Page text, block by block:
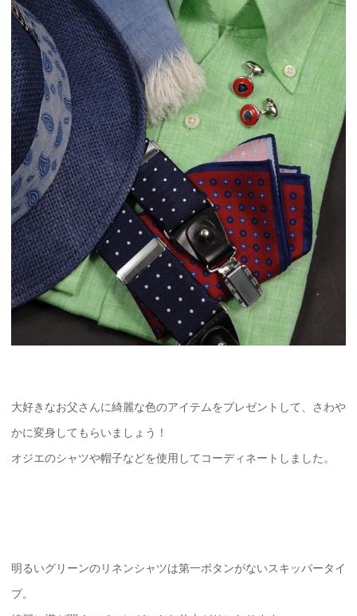
大好きなお父さんに綺麗な色のアイテムをプレゼントして、さわや
かに変身してもらいましょう！
オジエのシャツや帽子などを使用してコーディネートしました。
明るいグリーンのリネンシャツは第一ボタンがないスキッパータイ
プ。